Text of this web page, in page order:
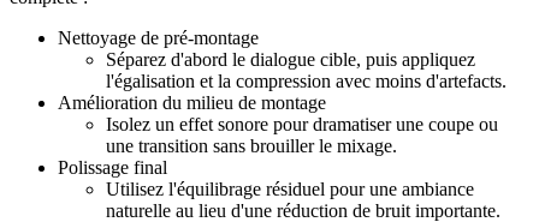
Nettoyage de pré-montage
Séparez d'abord le dialogue cible, puis appliquez
l'égalisation et la compression avec moins d'artefacts.
Amélioration du milieu de montage
Isolez un effet sonore pour dramatiser une coupe ou
une transition sans brouiller le mixage.
Polissage final
Utilisez l'équilibrage résiduel pour une ambiance
naturelle au lieu d'une réduction de bruit importante.